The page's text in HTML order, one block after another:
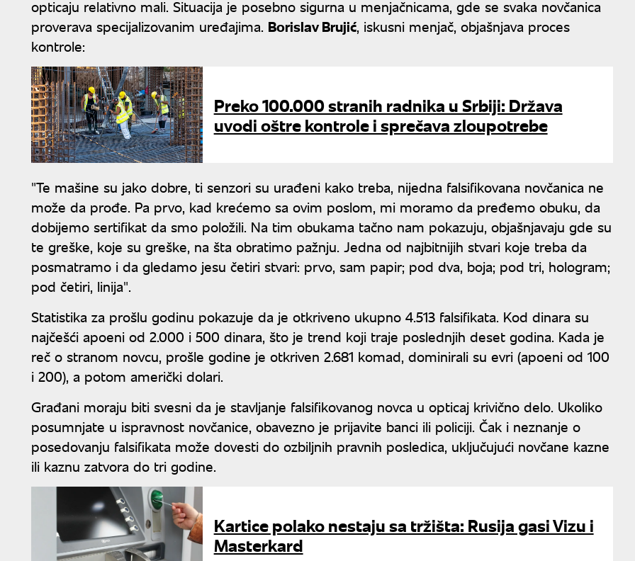
opticaju relativno mali. Situacija je posebno sigurna u menjačnicama, gde se svaka novčanica
proverava specijalizovanim uređajima. Borislav Brujić, iskusni menjač, objašnjava proces
kontrole:
Preko 100.000 stranih radnika u Srbiji: Država
uvodi oštre kontrole i sprečava zloupotrebe
"Te mašine su jako dobre, ti senzori su urađeni kako treba, nijedna falsifikovana novčanica ne
može da prođe. Pa prvo, kad krećemo sa ovim poslom, mi moramo da pređemo obuku, da
dobijemo sertifikat da smo položili. Na tim obukama tačno nam pokazuju, objašnjavaju gde su
te greške, koje su greške, na šta obratimo pažnju. Jedna od najbitnijih stvari koje treba da
posmatramo i da gledamo jesu četiri stvari: prvo, sam papir; pod dva, boja; pod tri, hologram;
pod četiri, linija".
Statistika za prošlu godinu pokazuje da je otkriveno ukupno 4.513 falsifikata. Kod dinara su
najčešći apoeni od 2.000 i 500 dinara, što je trend koji traje poslednjih deset godina. Kada je
reč o stranom novcu, prošle godine je otkriven 2.681 komad, dominirali su evri (apoeni od 100
i 200), a potom američki dolari.
Građani moraju biti svesni da je stavljanje falsifikovanog novca u opticaj krivično delo. Ukoliko
posumnjate u ispravnost novčanice, obavezno je prijavite banci ili policiji. Čak i neznanje o
posedovanju falsifikata može dovesti do ozbiljnih pravnih posledica, uključujući novčane kazne
ili kaznu zatvora do tri godine.
Kartice polako nestaju sa tržišta: Rusija gasi Vizu i
Masterkard